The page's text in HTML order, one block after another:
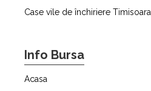
Case vile de închiriere Timisoara
Info Bursa
Acasa